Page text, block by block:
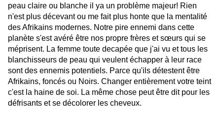
peau claire ou blanche il ya un problème majeur! Rien
n'est plus décevant ou me fait plus honte que la mentalité
des Afrikains modernes. Notre pire ennemi dans cette
planète s'est avéré être nos propre frères et sœurs qui se
méprisent. La femme toute decapée que j'ai vu et tous les
blanchisseurs de peau qui veulent échapper à leur race
sont des ennemis potentiels. Parce qu'ils détestent être
Afrikains, foncés ou Noirs. Changer entièrement votre teint
c'est la haine de soi. La même chose peut être dit pour les
défrisants et se décolorer les cheveux.